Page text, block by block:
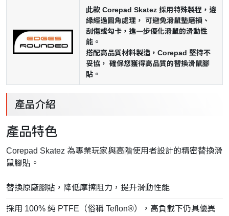
此款 Corepad Skatez 採用特殊製程，邊
緣經過圓角處理， 可避免滑鼠墊磨損、
刮傷或勾卡，進一步優化滑鼠的滑動性
能。
搭配高品質材料製造，Corepad 堅持不
妥協， 確保您獲得高品質的替換滑鼠腳
貼。
產品介紹
產品特色
Corepad Skatez 為專業玩家與高階使用者設計的精密替換滑
鼠腳貼。
替換原廠腳貼，降低摩擦阻力，提升滑動性能
採用 100% 純 PTFE（俗稱 Teflon®），高負載下仍具優異